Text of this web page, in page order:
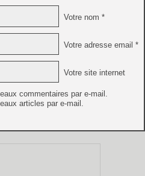
Votre nom *
Votre adresse email *
Votre site internet
commentaires par e-mail.
articles par e-mail.